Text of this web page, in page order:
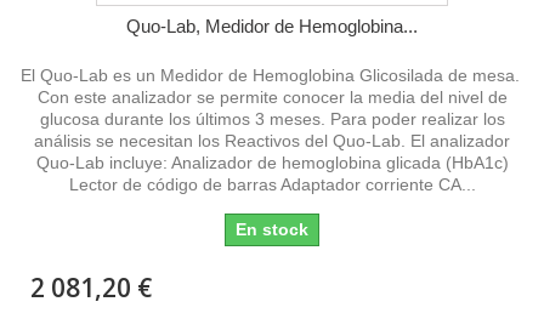
Quo-Lab, Medidor de Hemoglobina...
El Quo-Lab es un Medidor de Hemoglobina Glicosilada de mesa.
Con este analizador se permite conocer la media del nivel de
glucosa durante los últimos 3 meses. Para poder realizar los
análisis se necesitan los Reactivos del Quo-Lab. El analizador
Quo-Lab incluye: Analizador de hemoglobina glicada (HbA1c)
Lector de código de barras Adaptador corriente CA...
En stock
2 081,20 €